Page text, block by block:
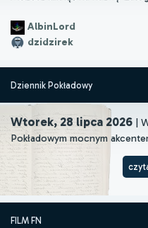
AlbinLord
dzidzirek
Dziennik Pokładowy
Wtorek, 28 lipca 2026 |
Pokładowym mocnym
FILM FN